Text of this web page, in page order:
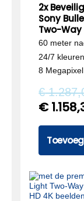
2x
Sony
Two-
60 meter
24/7
8
€
€